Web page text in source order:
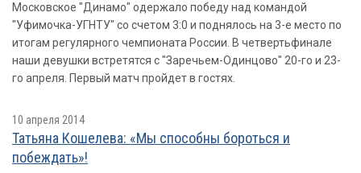
Московское "Динамо" одержало победу над командой
"Уфимочка-УГНТУ" со счетом 3:0 и поднялось на 3-е место по
итогам регулярного чемпионата России. В четвертьфинале
наши девушки встретятся с "Заречьем-Одинцово" 20-го и 23-
го апреля. Первый матч пройдет в гостях.
10 апреля 2014
Татьяна Кошелева: «Мы способны бороться и
побеждать»!